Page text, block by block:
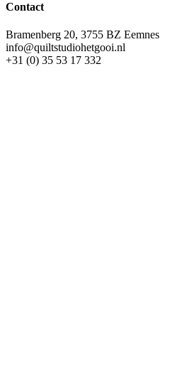
Contact
Bramenberg 20, 3755 BZ Eemnes
info@quiltstudiohetgooi.nl
+31 (0) 35 53 17 332